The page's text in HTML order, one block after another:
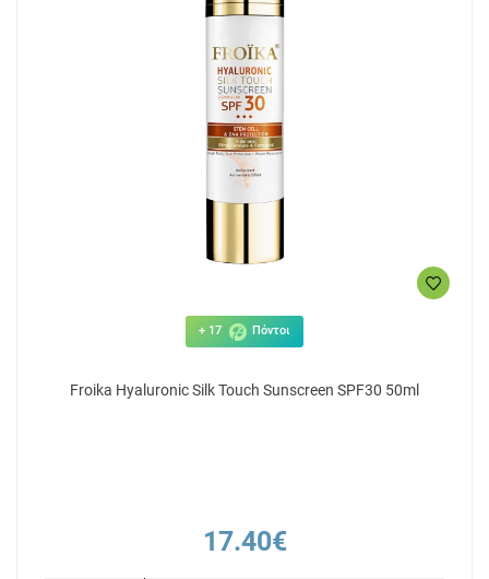
+ 17 Πόντοι
Froika Hyaluronic Silk Touch Sunscreen SPF30 50ml
17.40€